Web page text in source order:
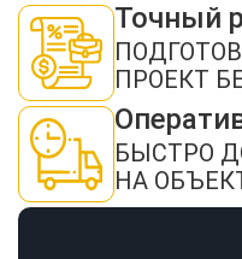
Точный
ПРОЕКТ
БЫСТРО
НА
Нажимая кнопку "Отправить",
персональных данных в
персональных данных", на
конфиденциальности